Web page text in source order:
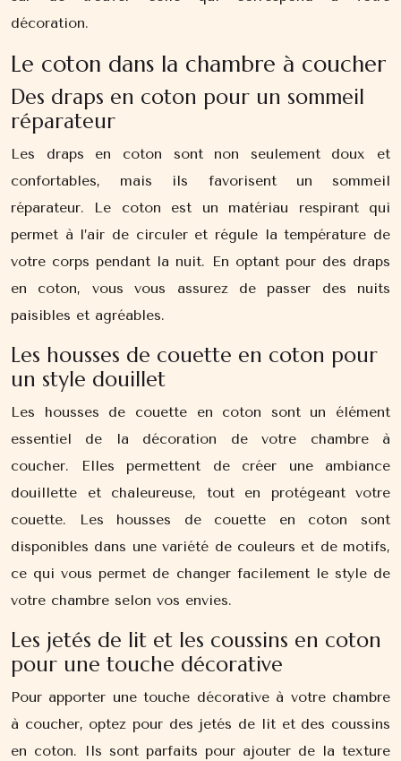
décoration.
Le coton dans la chambre à coucher
Des draps en coton pour un sommeil
réparateur
Les draps en coton sont non seulement doux et
confortables, mais ils favorisent un sommeil
réparateur. Le coton est un matériau respirant qui
permet à l’air de circuler et régule la température de
votre corps pendant la nuit. En optant pour des draps
en coton, vous vous assurez de passer des nuits
paisibles et agréables.
Les housses de couette en coton pour
un style douillet
Les housses de couette en coton sont un élément
essentiel de la décoration de votre chambre à
coucher. Elles permettent de créer une ambiance
douillette et chaleureuse, tout en protégeant votre
couette. Les housses de couette en coton sont
disponibles dans une variété de couleurs et de motifs,
ce qui vous permet de changer facilement le style de
votre chambre selon vos envies.
Les jetés de lit et les coussins en coton
pour une touche décorative
Pour apporter une touche décorative à votre chambre
à coucher, optez pour des jetés de lit et des coussins
en coton. Ils sont parfaits pour ajouter de la texture